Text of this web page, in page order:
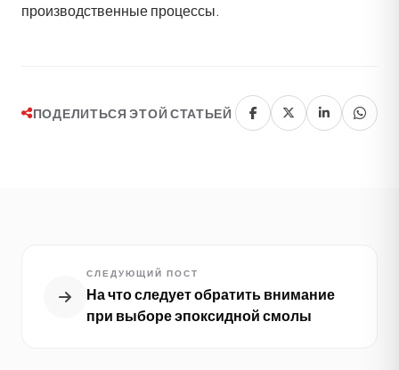
производственные процессы.
ПОДЕЛИТЬСЯ ЭТОЙ СТАТЬЕЙ
СЛЕДУЮЩИЙ ПОСТ
На что следует обратить внимание
при выборе эпоксидной смолы